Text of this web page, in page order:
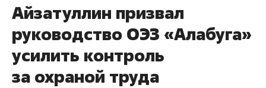
Айзатуллин призвал
руководство ОЭЗ «Алабуга»
усилить контроль
за охраной труда